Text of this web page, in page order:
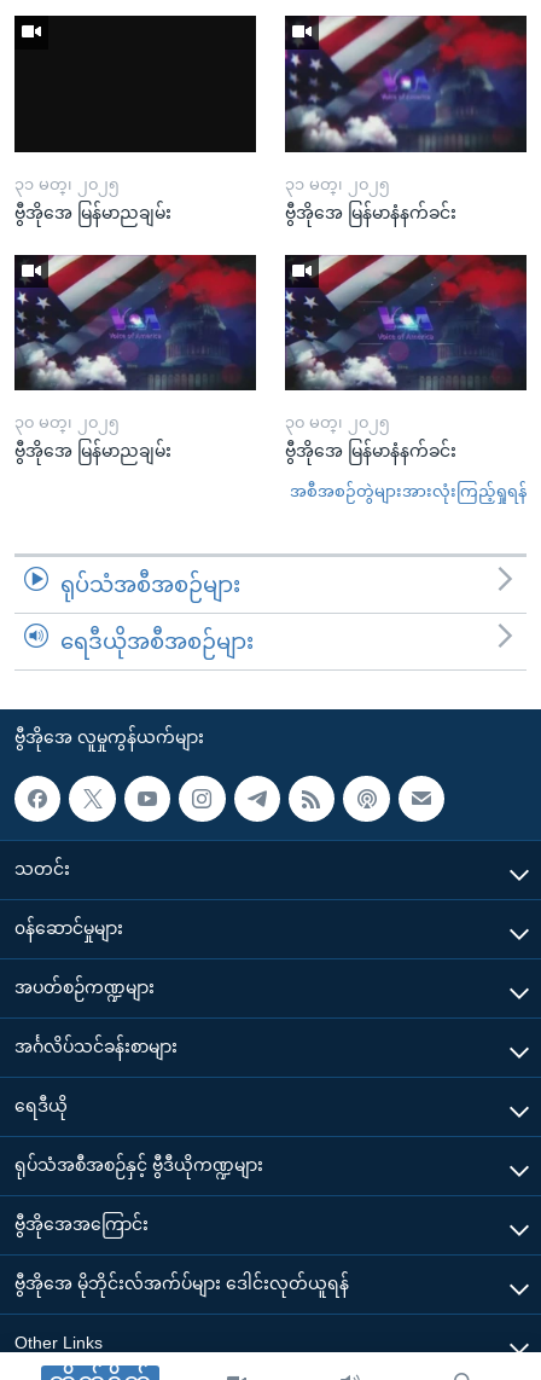
၃၁ မတ္၊ ၂၀၂၅
ဗွီအိုအေ မြန်မာညချမ်း
၃၁ မတ္၊ ၂၀၂၅
ဗွီအိုအေ မြန်မာနံနက်ခင်း
၃၀ မတ္၊ ၂၀၂၅
ဗွီအိုအေ မြန်မာညချမ်း
၃၀ မတ္၊ ၂၀၂၅
ဗွီအိုအေ မြန်မာနံနက်ခင်း
အစီအစဉ်တွဲများအားလုံးကြည့်ရှုရန်
ရုပ်သံအစီအစဉ်များ
ရေဒီယိုအစီအစဉ်များ
ဗွီအိုအေ လူမှုကွန်ယက်များ
သတင်း
၀န်ဆောင်မှုများ
အပတ်စဉ်ကဏ္ဍများ
အင်္ဂလိပ်သင်ခန်းစာများ
ရေဒီယို
ရုပ်သံအစီအစဉ်နှင့် ဗွီဒီယိုကဏ္ဍများ
ဗွီအိုအေအကြောင်း
ဗွီအိုအေ မိုဘိုင်းလ်အက်ပ်များ ဒေါင်းလုတ်ယူရန်
Other Links